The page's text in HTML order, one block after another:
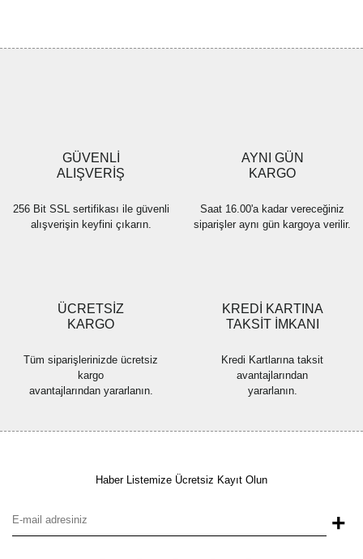
Ürün fiyatı diğer sitelerden daha pahalı.
Bu ürüne benzer farklı alternatifler olmalı.
GÜVENLİ
ALIŞVERİŞ
256 Bit SSL sertifikası ile güvenli
alışverişin keyfini çıkarın.
AYNI GÜN
KARGO
Saat 16.00'a kadar vereceğiniz
siparişler aynı gün kargoya verilir.
ÜCRETSİZ
KARGO
Tüm siparişlerinizde ücretsiz
kargo
avantajlarından yararlanın.
KREDİ KARTINA
TAKSİT İMKANI
Kredi Kartlarına taksit
avantajlarından
yararlanın.
Haber Listemize Ücretsiz Kayıt Olun
+